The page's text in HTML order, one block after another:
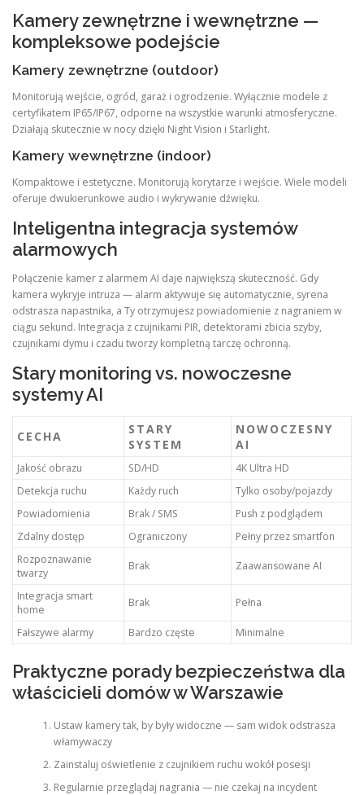
Kamery zewnętrzne i wewnętrzne —
kompleksowe podejście
Kamery zewnętrzne (outdoor)
Monitorują wejście, ogród, garaż i ogrodzenie. Wyłącznie modele z
certyfikatem IP65/IP67, odporne na wszystkie warunki atmosferyczne.
Działają skutecznie w nocy dzięki Night Vision i Starlight.
Kamery wewnętrzne (indoor)
Kompaktowe i estetyczne. Monitorują korytarze i wejście. Wiele modeli
oferuje dwukierunkowe audio i wykrywanie dźwięku.
Inteligentna integracja systemów
alarmowych
Połączenie kamer z alarmem AI daje największą skuteczność. Gdy
kamera wykryje intruza — alarm aktywuje się automatycznie, syrena
odstrasza napastnika, a Ty otrzymujesz powiadomienie z nagraniem w
ciągu sekund. Integracja z czujnikami PIR, detektorami zbicia szyby,
czujnikami dymu i czadu tworzy kompletną tarczę ochronną.
Stary monitoring vs. nowoczesne
systemy AI
CECHA
STARY
SYSTEM
NOWOCZESNY
AI
Jakość obrazu SD/HD
4K Ultra HD
Detekcja ruchu
Każdy ruch
Tylko osoby/pojazdy
Powiadomienia
Brak / SMS
Push z podglądem
Zdalny dostęp
Ograniczony
Pełny przez smartfon
Rozpoznawanie
twarzy
Brak Zaawansowane AI
Integracja smart
home
Brak Pełna
Fałszywe alarmy Bardzo częste Minimalne
Praktyczne porady bezpieczeństwa dla
właścicieli domów w Warszawie
Ustaw kamery tak, by były widoczne — sam widok odstrasza
włamywaczy
Zainstaluj oświetlenie z czujnikiem ruchu wokół posesji
Regularnie przeglądaj nagrania — nie czekaj na incydent